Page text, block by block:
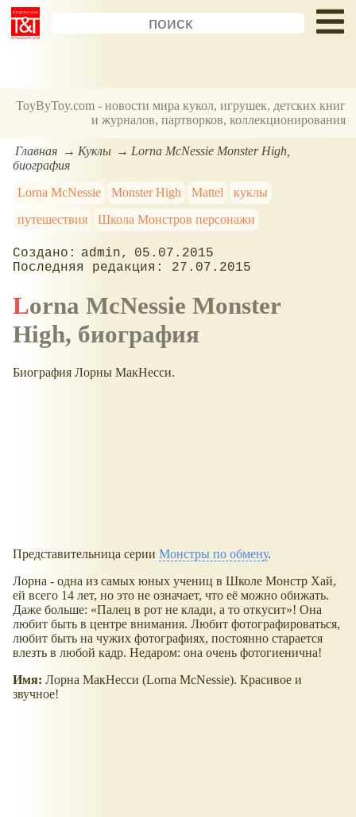
ToyByToy.com - новости мира кукол, игрушек, детских книг
и журналов, партворков, коллекционирования
Главная Куклы
Lorna McNessie Monster High,
биография
Lorna McNessie
Monster High Mattel
куклы
путешествия
Школа Монстров персонажи
admin
05.07.2015
27.07.2015
Lorna McNessie Monster
High, биография
Биография Лорны МакНесси.
Представительница серии Монстры по обмену.
Лорна - одна из самых юных учениц в Школе Монстр Хай,
ей всего 14 лет, но это не означает, что её можно обижать.
Даже больше: «Палец в рот не клади, а то откусит»! Она
любит быть в центре внимания. Любит фотографироваться,
любит быть на чужих фотографиях, постоянно старается
влезть в любой кадр. Недаром: она очень фотогиенична!
Имя: Лорна МакНесси (Lorna McNessie). Красивое и
звучное!